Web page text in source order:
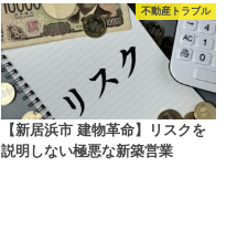
不動産トラブル
【新居浜市 建物革命】リスクを
説明しない極悪な新築営業